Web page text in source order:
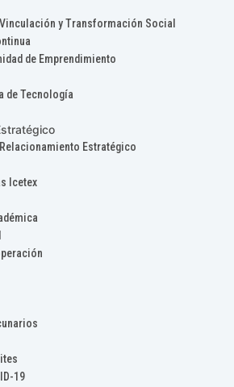
y Transformación Social
de Emprendimiento
de Tecnología
Estratégico
Icetex
19